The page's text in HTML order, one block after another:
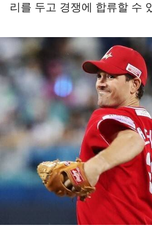
리를 두고 경쟁에 합류할 수